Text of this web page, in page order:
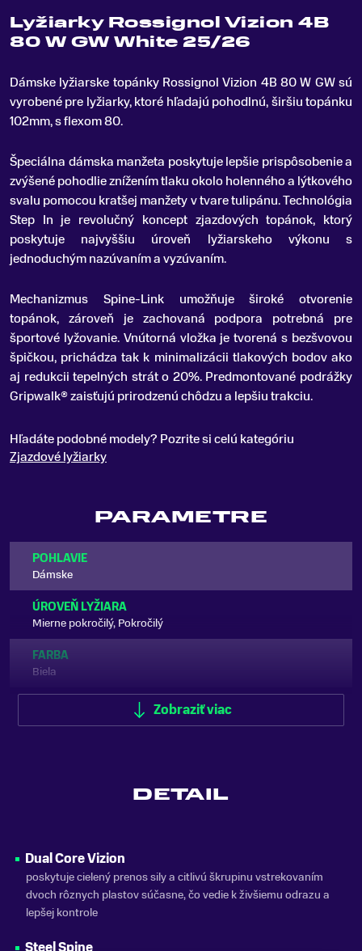
Lyžiarky Rossignol Vizion 4B
80 W GW White 25/26
Dámske lyžiarske topánky Rossignol Vizion 4B 80 W GW sú
vyrobené pre lyžiarky, ktoré hľadajú pohodlnú, širšiu topánku
102mm, s flexom 80.
Špeciálna dámska manžeta poskytuje lepšie prispôsobenie a
zvýšené pohodlie znížením tlaku okolo holenného a lýtkového
svalu pomocou kratšej manžety v tvare tulipánu. Technológia
Step In je revolučný koncept zjazdových topánok, ktorý
poskytuje najvyššiu úroveň lyžiarskeho výkonu s
jednoduchým nazúvaním a vyzúvaním.
Mechanizmus Spine-Link umožňuje široké otvorenie
topánok, zároveň je zachovaná podpora potrebná pre
športové lyžovanie. Vnútorná vložka je tvorená s bezšvovou
špičkou, prichádza tak k minimalizácii tlakových bodov ako
aj redukcii tepelných strát o 20%. Predmontované podrážky
Gripwalk® zaisťujú prirodzenú chôdzu a lepšiu trakciu.
Hľadáte podobné modely? Pozrite si celú kategóriu
Zjazdové lyžiarky
PARAMETRE
POHLAVIE
Dámske
ÚROVEŇ LYŽIARA
Mierne pokročilý, Pokročilý
FARBA
Biela
KLIPSY
4 klipsy
SEZÓNA
25/26
ZNAČKA
Zobraziť viac
DETAIL
Dual Core Vizion
poskytuje cielený prenos sily a citlivú škrupinu vstrekovaním
dvoch rôznych plastov súčasne, čo vedie k živšiemu odrazu a
lepšej kontrole